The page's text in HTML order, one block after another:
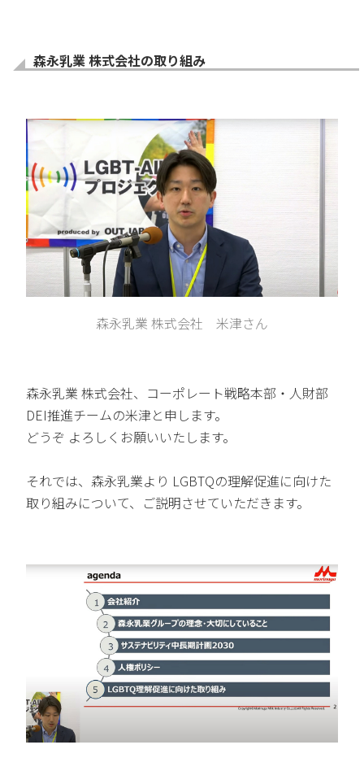
森永乳業 株式会社の取り組み
森永乳業 株式会社 米津さん
森永乳業 株式会社、コーポレート戦略本部・人財部
DEI推進チームの米津と申します。
どうぞ よろしくお願いいたします。
それでは、森永乳業より LGBTQの理解促進に向けた
取り組みについて、ご説明させていただきます。